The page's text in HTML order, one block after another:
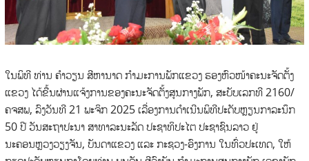
ໃນພິທີ ທ່ານ ຄຳວຽນ ສີຫານາດ ກຳມະການພັກແຂວງ ຮອງຫົວໜ້າຄະນະຈັດຕັ້ງ
ແຂວງ ໄດ້ຂື້ນຜ່ານແຈ້ງການຂອງຄະນະຈັດຕັ້ງສູນກາງພັກ, ສະບັບເລກທີ 2160/
ຄຈສພ, ລົງວັນທີ 21 ພະຈິກ 2025 ເລື່ອງການດໍາເນີນພິທີປະດັບຫຼຽນກາລະນຶກ
50 ປີ ວັນສະຖາປະນາ ສາທາລະນະລັດ ປະຊາທິປະໄຕ ປະຊາຊົນລາວ ຢູ່
ນະຄອນຫຼວງວຽງຈັນ, ບັນດາແຂວງ ແລະ ກະຊວງ-ອົງການ ໃນທົ່ວປະເທດ, ໃຫ້